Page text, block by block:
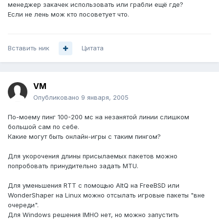
менеджер закачек использовать или грабли ещё где?
Если не лень мож кто посоветует что.
Вставить ник Цитата
VM
Опубликовано 9 января, 2005
По-моему пинг 100-200 мс на незанятой линии слишком
большой сам по себе.
Какие могут быть онлайн-игры c таким пингом?
Для укорочения длины присылаемых пакетов можно
попробовать принудительно задать MTU.
Для уменьшения RTT с помощью AltQ на FreeBSD или
WonderShaper на Linux можно отсылать игровые пакеты "вне
очереди".
Для Windows решения IMHO нет, но можно запустить